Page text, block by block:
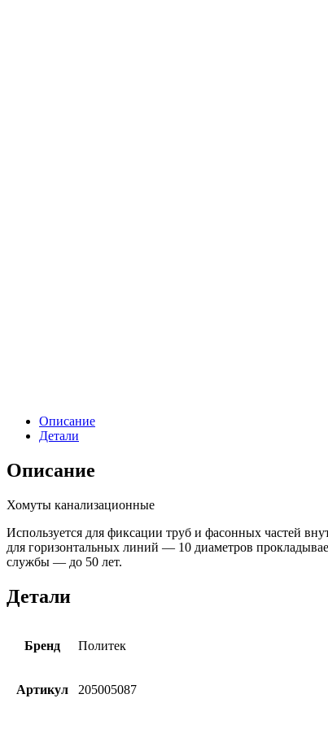
Описание
Детали
Описание
Хомуты канализационные
Используется для фиксации труб и фасонных частей
для горизонтальных линий — 10 диаметров
службы — до 50 лет.
Детали
Бренд Политек
Артикул 205005087